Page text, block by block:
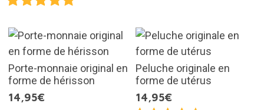
Porte-monnaie original en
forme de hérisson
14,95€
Peluche originale en
forme de utérus
14,95€